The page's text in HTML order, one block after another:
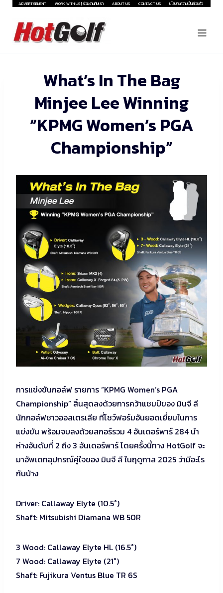
Skip
content
ADVERTISEMENT WORK WITH US | ร่วมงานกับเรา ABOUT US CONTACT US นโยบายความเป็นส่วนตัว
What’s In The Bag
Minjee Lee Winning
“KPMG Women’s PGA
Championship”
การแข่งขันกอล์ฟ รายการ “KPMG Women’s PGA
Championship” สิ้นสุดลงด้วยการคว้าแชมป์ของ มินจี ลี
นักกอล์ฟชาวออสเตรเลีย ที่โชว์ฟอร์มอันยอดเยี่ยมในการ
แข่งขัน พร้อมจบลงด้วยสกอร์รวม 4 อันเดอร์พาร์ 284 นำ
ห่างอันดับที่ 2 ถึง 3 อันเดอร์พาร์ โดยครั้งนี้ทาง HotGolf จะ
มาอัพเดทอุปกรณ์คู่ใจของ มินจี ลี ในฤดูกาล 2025 ว่ามีอะไร
กันบ้าง
Driver: Callaway Elyte (10.5°)
Shaft: Mitsubishi Diamana WB 50R
3 Wood: Callaway Elyte HL (16.5°)
7 Wood: Callaway Elyte (21°)
Shaft: Fujikura Ventus Blue TR 6S